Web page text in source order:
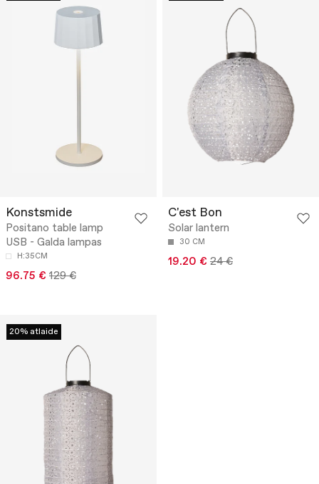
Konstsmide
Positano table lamp
USB - Galda lampas
H:35CM
96.75 € 129 €
C'est Bon
Solar lantern
30 CM
19.20 € 24 €
20% atlaide